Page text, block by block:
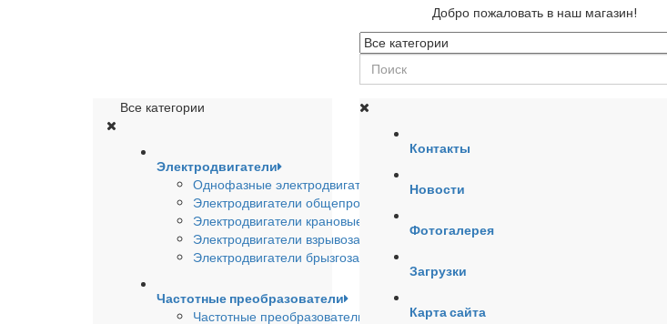
Добро пожаловать в наш магазин!
Все категории
Электродвигатели
Однофазные электродвигатели
Электродвигатели общепромышленные
Электродвигатели крановые
Электродвигатели взрывозащишенные
Электродвигатели брызгозащищенные
Частотные преобразователи
Частотные преобразователи INSTART
Контакты
Новости
Фотогалерея
Загрузки
Карта сайта